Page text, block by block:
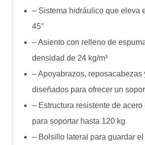
– Sistema hidráulico que eleva
45°
– Asiento con relleno de
densidad de 24 kg/m³
– Apoyabrazos, reposacabezas
diseñados para ofrecer un
– Estructura resistente de acero
para soportar hasta 120 kg
– Bolsillo lateral para guardar el